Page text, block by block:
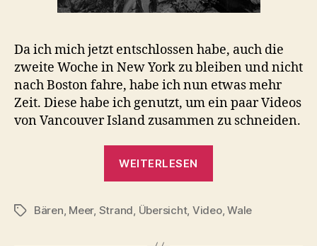
Da ich mich jetzt entschlossen habe, auch die
zweite Woche in New York zu bleiben und nicht
nach Boston fahre, habe ich nun etwas mehr
Zeit. Diese habe ich genutzt, um ein paar Videos
von Vancouver Island zusammen zu schneiden.
WEITERLESEN
Schlagwörter
Bären, Meer, Strand, Übersicht, Video,Wale